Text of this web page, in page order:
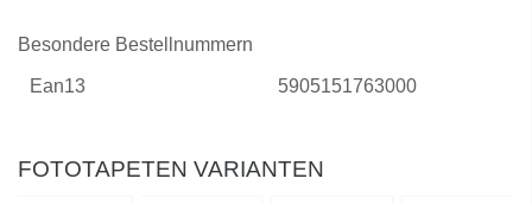
Besondere Bestellnummern
Ean13 5905151763000
FOTOTAPETEN VARIANTEN